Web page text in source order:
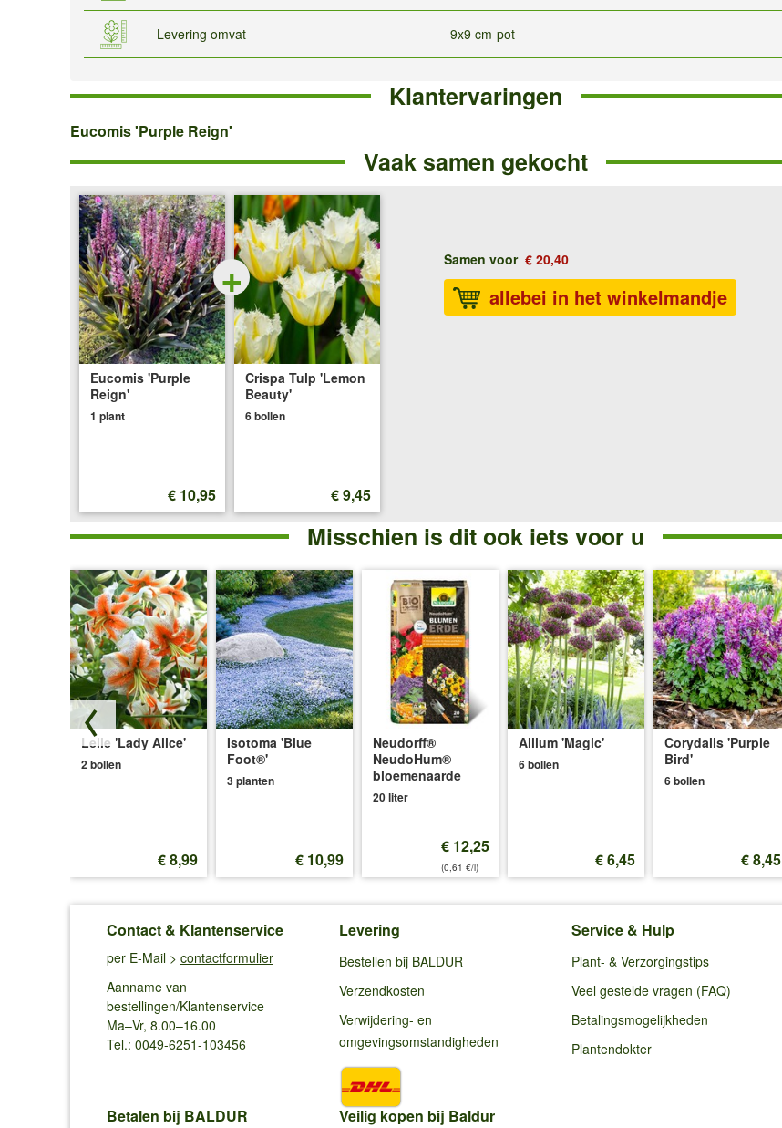
Levering omvat 9x9 cm-pot
Klantervaringen
Eucomis
Eucomis 'Purple Reign'
Vaak samen gekocht
Eucomis 'Purple
Reign'
1 plant
€ 10,95
+
Crispa Tulp 'Lemon
Beauty'
6 bollen
€ 9,45
Samen voor € 20,40
allebei in het winkelmandje
Misschien is dit ook iets voor u
Lelie 'Lady Alice'
2 bollen
€ 8,99
Isotoma 'Blue
Foot®'
3 planten
€ 10,99
Neudorff®
NeudoHum®
bloemenaarde
20 liter
€ 12,25
(0,61 €/l)
Allium 'Magic'
6 bollen
€ 6,45
Corydalis 'Purple
Bird'
6 bollen
€ 8,45
Contact & Klantenservice
per E-Mail > contactformulier
Aanname van
bestellingen/Klantenservice
Ma–Vr, 8.00–16.00
Tel.: 0049-6251-103456
Levering
Bestellen bij BALDUR
Verzendkosten
Verwijdering- en
omgevingsomstandigheden
Service & Hulp
Plant- & Verzorgingstips
Veel gestelde vragen (FAQ)
Betalingsmogelijkheden
Plantendokter
Betalen bij BALDUR Veilig kopen bij Baldur